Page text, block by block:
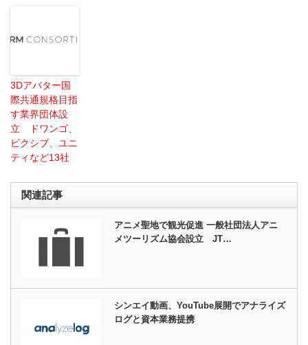
3Dアバター国
際共通規格目指
す業界団体設
立 ドワンゴ、
ピクシブ、ユニ
ティなど13社
関連記事
アニメ聖地で観光促進 一般社団法人アニ
メツーリズム協会設立 JT…
シンエイ動画、YouTube展開でアナライズ
ログと資本業務提携